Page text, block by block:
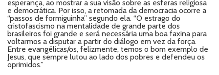
esperança, ao mostrar a sua visão sobre as esferas religiosa
e democrática. Por isso, a retomada da democracia ocorre a
“passos de formiguinha” segundo ela. “O estrago do
cristofascismo na mentalidade de grande parte dos
brasileiros foi grande e será necessária uma boa faxina para
voltarmos a disputar a partir do diálogo em vez da força.
Entre evangélicas/os, felizmente, temos o bom exemplo de
Jesus, que sempre lutou ao lado dos pobres e defendeu os
oprimidos.”